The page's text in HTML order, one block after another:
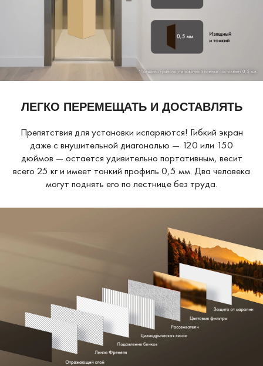
ЛЕГКО ПЕРЕМЕЩАТЬИ ДОСТАВЛЯТЬ
Препятствия для установки испаряются! Гибкий экран
даже с внушительной диагональю — 120 или 150
дюймов — остается удивительно портативным, весит
всего 25 кг и имеет тонкий профиль 0,5 мм. Два человека
могут поднять его по лестнице без труда.